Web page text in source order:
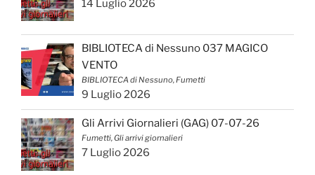
14 Luglio 2026
BIBLIOTECA di Nessuno 037 MAGICO
VENTO
BIBLIOTECA di Nessuno, Fumetti
9 Luglio 2026
Gli Arrivi Giornalieri (GAG) 07-07-26
Fumetti, Gli arrivi giornalieri
7 Luglio 2026